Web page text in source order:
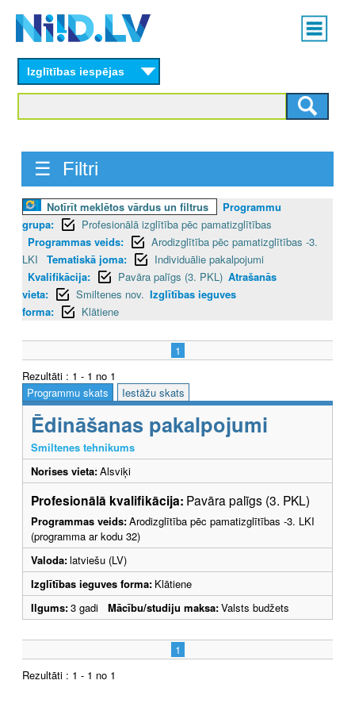
content
Main
menu
Izglītības iespējas
☰ Filtri
Notīrīt meklētos vārdus un filtrus
Programmu
grupa:
Profesionālā izglītība pēc pamatizglītības
Programmas veids:
Arodizglītība pēc pamatizglītības -3.
LKI
Tematiskā joma:
Individuālie pakalpojumi
Kvalifikācija:
Pavāra palīgs (3. PKL) Atrašanās
vieta:
Smiltenes nov. Izglītības ieguves
forma:
Klātiene
1
Rezultāti : 1 - 1 no 1
Programmu skats
Iestāžu skats
Ēdināšanas pakalpojumi
Smiltenes tehnikums
Norises vieta:Alsviķi
Profesionālā kvalifikācija: Pavāra palīgs (3. PKL)
Programmas veids:Arodizglītība pēc pamatizglītības -3. LKI
(programma ar kodu 32)
Valoda:latviešu (LV)
Izglītības ieguves forma: Klātiene
Ilgums:3 gadi Mācību/studiju maksa:Valsts budžets
1
Rezultāti : 1 - 1 no 1